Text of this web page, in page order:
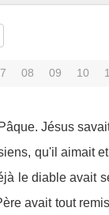
08 09 10
Jésus
qu'il aimait
le diable avait
avait tout